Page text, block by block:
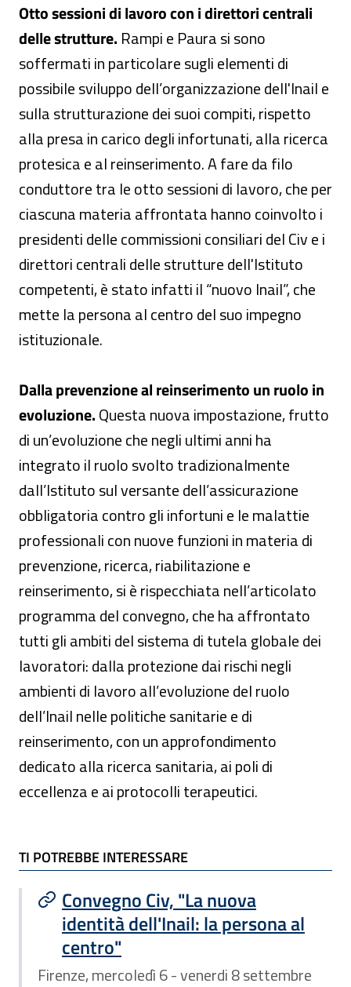
Otto sessioni di lavoro con i direttori centrali
delle strutture. Rampi e Paura si sono
soffermati in particolare sugli elementi di
possibile sviluppo dell’organizzazione dell'Inail e
sulla strutturazione dei suoi compiti, rispetto
alla presa in carico degli infortunati, alla ricerca
protesica e al reinserimento. A fare da filo
conduttore tra le otto sessioni di lavoro, che per
ciascuna materia affrontata hanno coinvolto i
presidenti delle commissioni consiliari del Civ e i
direttori centrali delle strutture dell'Istituto
competenti, è stato infatti il “nuovo Inail”, che
mette la persona al centro del suo impegno
istituzionale.
Dalla prevenzione al reinserimento un ruolo in
evoluzione.Questa nuova impostazione, frutto
di un’evoluzione che negli ultimi anni ha
integrato il ruolo svolto tradizionalmente
dall’Istituto sul versante dell’assicurazione
obbligatoria contro gli infortuni e le malattie
professionali con nuove funzioni in materia di
prevenzione, ricerca, riabilitazione e
reinserimento, si è rispecchiata nell’articolato
programma del convegno, che ha affrontato
tutti gli ambiti del sistema di tutela globale dei
lavoratori: dalla protezione dai rischi negli
ambienti di lavoro all’evoluzione del ruolo
dell’Inail nelle politiche sanitarie e di
reinserimento, con un approfondimento
dedicato alla ricerca sanitaria, ai poli di
eccellenza e ai protocolli terapeutici.
TI POTREBBE INTERESSARE
TI POTREBBE INTERESSARE
Convegno Civ, "La nuova
identità dell'Inail: la persona al
centro"
Firenze, mercoledì 6 - venerdi 8 settembre